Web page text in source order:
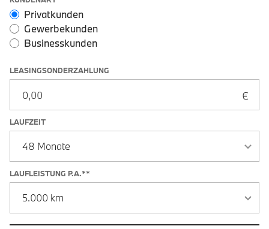
Privatkunden
Gewerbekunden
Businesskunden
LEASINGSONDERZAHLUNG
LAUFZEIT
LAUFLEISTUNG P.A.**